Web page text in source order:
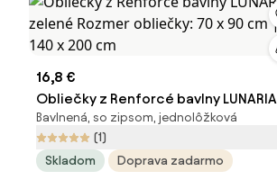
16,8 €
Obliečky z Renforcé bavlny LUNARIA
zelené Rozmer obliečky: 70 x 90 cm |
140 x 200 cm
Bavlnená, so zipsom, jednolôžková
(1)
Skladom
Doprava zadarmo